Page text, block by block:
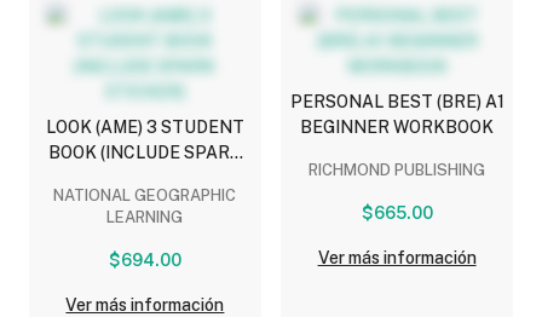
LOOK (AME) 3 STUDENT
BOOK (INCLUDE SPARK
NATIONAL GEOGRAPHIC
LEARNING
$694.00
Ver más información
PERSONAL BEST (BRE) A1
BEGINNER WORKBOOK
RICHMOND PUBLISHING
$665.00
Ver más información